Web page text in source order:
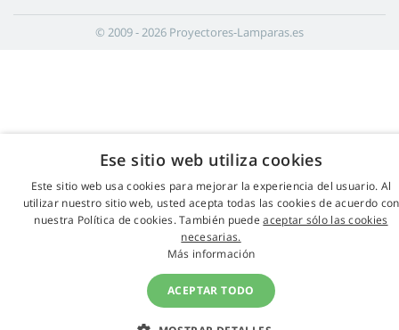
© 2009 - 2026 Proyectores-Lamparas.es
Ese sitio web utiliza cookies
Este sitio web usa cookies para mejorar la experiencia del usuario. Al
utilizar nuestro sitio web, usted acepta todas las cookies de acuerdo con
nuestra Política de cookies. También puedeaceptar sólo las cookies
necesarias.
Más información
ACEPTAR TODO